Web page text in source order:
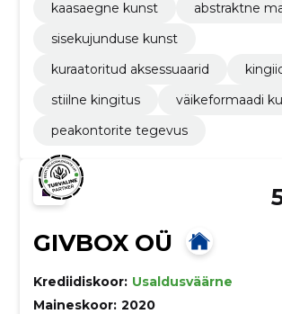
kaasaegne kunst
abstraktne
sisekujunduse kunst
kuraatoritud aksessuaarid
stiilne kingitus
väikeformaadi
peakontorite tegevus
GIVBOX OÜ
Krediidiskoor: Usaldusväärne
Maineskoor: 2020